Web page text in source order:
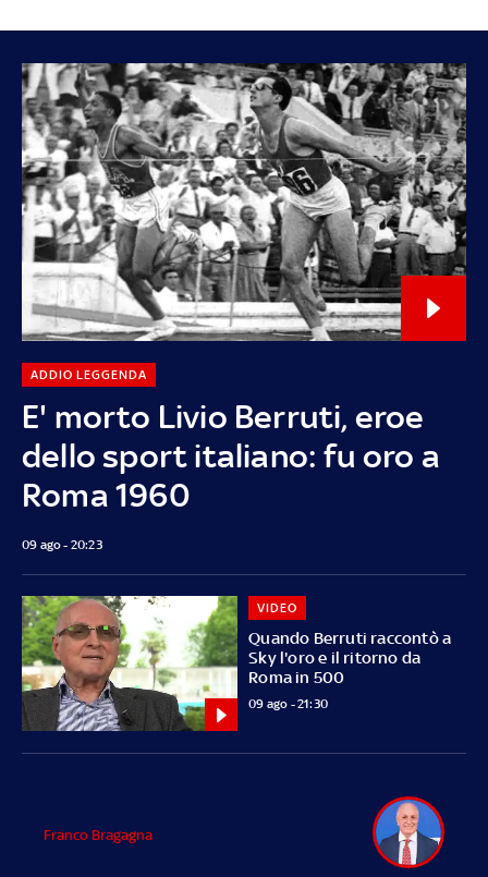
E' morto Livio Berruti, eroe
dello sport italiano: fu oro a
Roma 1960
ADDIO LEGGENDA
09 ago - 20:23
Quando Berruti raccontò a
Sky l'oro e il ritorno da
Roma in 500
VIDEO
09 ago - 21:30
Franco Bragagna